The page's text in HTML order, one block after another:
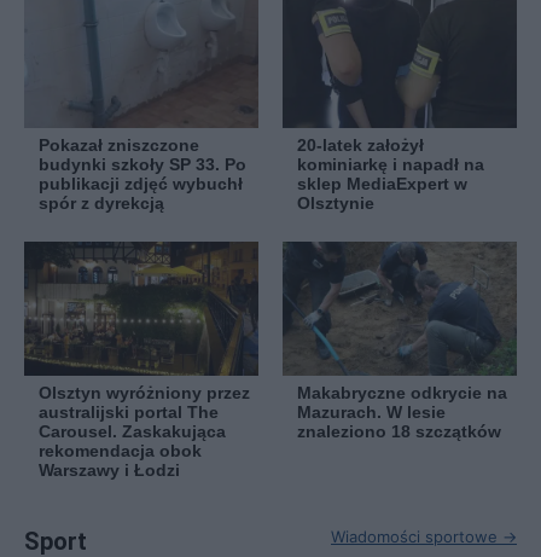
Pokazał zniszczone
budynki szkoły SP 33. Po
publikacji zdjęć wybuchł
spór z dyrekcją
20-latek założył
kominiarkę i napadł na
sklep MediaExpert w
Olsztynie
Olsztyn wyróżniony przez
australijski portal The
Carousel. Zaskakująca
rekomendacja obok
Warszawy i Łodzi
Makabryczne odkrycie na
Mazurach. W lesie
znaleziono 18 szczątków
Sport Wiadomości sportowe →